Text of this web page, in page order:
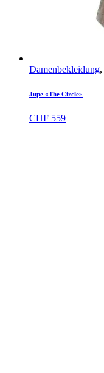
Damenbekleidung,
Jupe «The Circle»
CHF 559